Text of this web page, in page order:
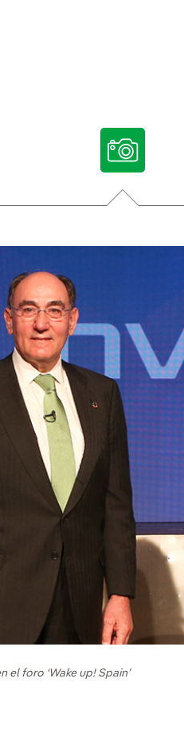
voces
sociales
el foro ‘Wake up! Spain’